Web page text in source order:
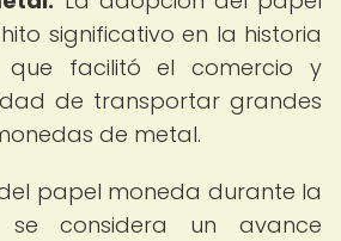
significativo en la historia
que facilitó el comercio y
de transportar grandes
de metal.
papel moneda durante la
considera un avance